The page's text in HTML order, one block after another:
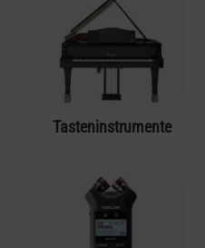
Tasteninstrumente